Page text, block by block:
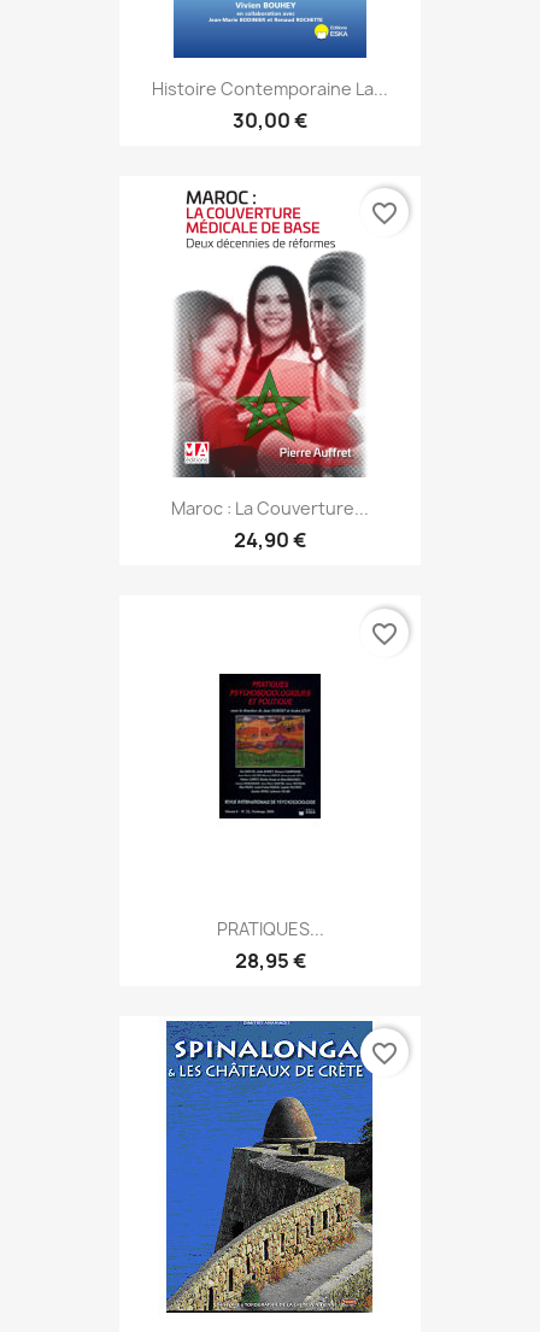
Histoire Contemporaine La...
30,00 €
Maroc : La Couverture...
24,90 €
favorite_border
PRATIQUES...
28,95 €
favorite_border
favorite_border